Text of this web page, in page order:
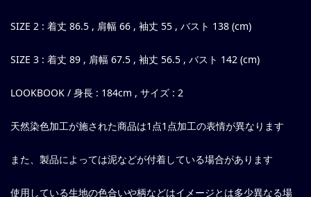
SIZE 2 : 着丈 86.5 , 肩幅 66 , 袖丈 55 , バスト 138 (cm)
SIZE 3 : 着丈 89 , 肩幅 67.5 , 袖丈 56.5 , バスト 142 (cm)
LOOKBOOK / 身長 : 184cm , サイズ : 2
天然染色加工が施された商品は1点1点加工の表情が異なります
また、製品によっては泥などが付着している場合があります
使用している生地の色合いや柄などはイメージとは多少異なる場